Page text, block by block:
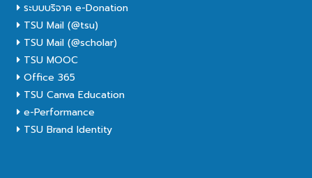
ระบบบริจาค e-Donation
TSU Mail (@tsu)
TSU Mail (@scholar)
TSU MOOC
Office 365
TSU Canva Education
e-Performance
TSU Brand Identity